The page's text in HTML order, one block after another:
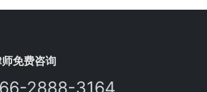
免费咨询